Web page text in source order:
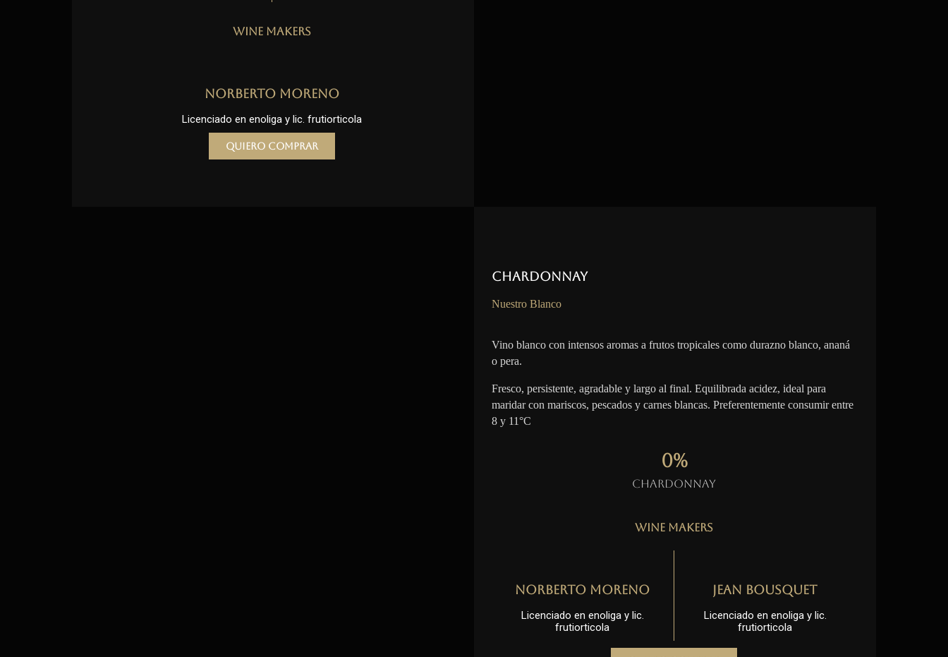
Wine Makers
Norberto Moreno
Licenciado en enoliga y lic. frutiorticola
Quiero comprar
Chardonnay
Nuestro Blanco
Vino blanco con intensos aromas a frutos tropicales como durazno blanco, ananá
o pera.
Fresco, persistente, agradable y largo al final. Equilibrada acidez, ideal para
maridar con mariscos, pescados y carnes blancas. Preferentemente consumir entre
8 y 11°C
Chardonnay
0%
Wine Makers
Norberto Moreno
Licenciado en enoliga y lic.
frutiorticola
Jean Bousquet
Licenciado en enoliga y lic.
frutiorticola